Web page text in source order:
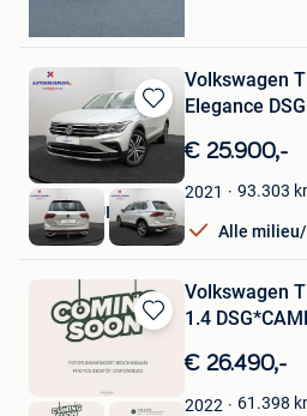
Bewaren
in
Mijn
Favorieten
Volkswagen
Elegance DSG
€ 25.900,-
2021 93.303
Alle
AUTOKRUISPUNT
Tielt
Bewaren
Mijn
Favorieten
Volkswagen
1.4
€ 26.490,-
2022 61.398